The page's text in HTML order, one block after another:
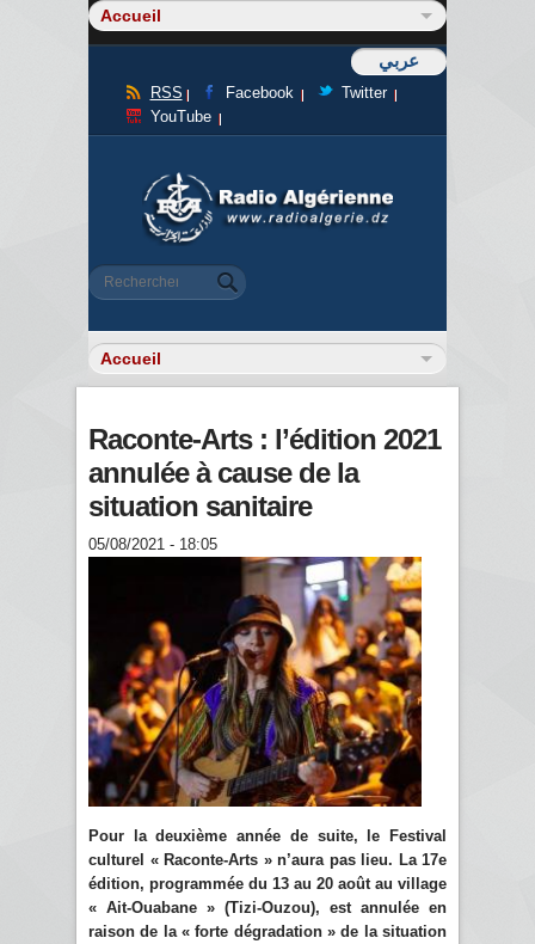
عربي
RSS Facebook
Twitter
YouTube
Formulaire de recherche
Rechercher
Raconte-Arts : l’édition 2021
annulée à cause de la
situation sanitaire
05/08/2021 - 18:05
Pour la deuxième année de suite, le Festival
culturel « Raconte-Arts » n’aura pas lieu. La 17e
édition, programmée du 13 au 20 août au village
« Ait-Ouabane » (Tizi-Ouzou), est annulée en
raison de la « forte dégradation » de la situation